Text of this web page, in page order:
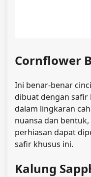
Cornflower
Ini benar-benar
dibuat dengan safir
dalam lingkaran
nuansa dan
perhiasan dapat
safir khusus ini.
Kalung